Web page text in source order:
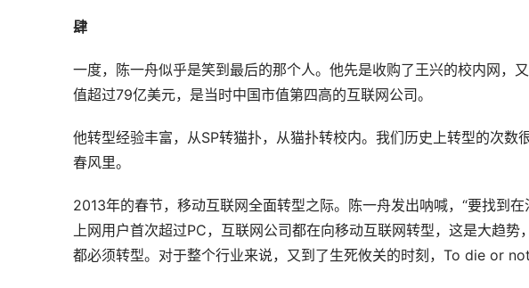
肆
一度，陈一舟似乎是笑到最后的那个人。他先是收购了王兴的校内网，
值超过79亿美元，是当时中国市值第四高的互联网公司。
他转型经验丰富，从SP转猫扑，从猫扑转校内。我们历史上转型的次数
春风里。
2013年的春节，移动互联网全面转型之际。陈一舟发出呐喊，“要找到
上网用户首次超过PC，互联网公司都在向移动互联网转型，这是大趋势
都必须转型。对于整个行业来说，又到了生死攸关的时刻，To die or